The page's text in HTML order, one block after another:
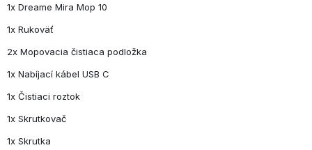
1x Dreame Mira Mop 10
1x Rukoväť
2x Mopovacia čistiaca podložka
1x Nabíjací kábel USB C
1x Čistiaci roztok
1x Skrutkovač
1x Skrutka